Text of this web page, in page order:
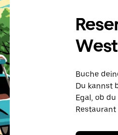
Buche
Du kannst
Egal, ob